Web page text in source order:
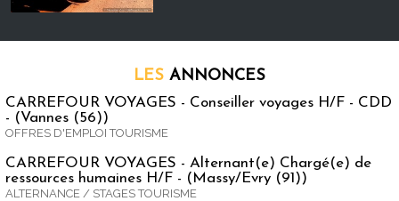
LES ANNONCES
CARREFOUR VOYAGES - Conseiller voyages H/F - CDD
- (Vannes (56))
OFFRES D'EMPLOI TOURISME
CARREFOUR VOYAGES - Alternant(e) Chargé(e) de
ressources humaines H/F - (Massy/Evry (91))
ALTERNANCE / STAGES TOURISME